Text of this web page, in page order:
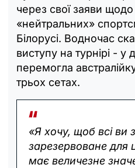
через свої заяви щодо
«нейтральних»
Білорусі. Водночас
виступу на турнірі - у
перемогла
трьох сетах.
«Я хочу, щоб всі ви
зарезервоване для
має величезне